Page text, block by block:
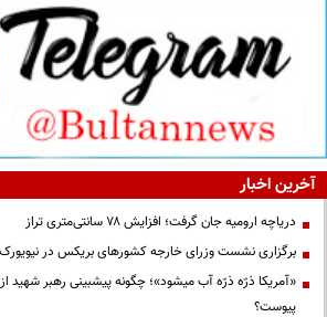
آخرین اخبار
دریاچه ارومیه جان گرفت؛ افزایش ۷۸ سانتی‌متری تراز
برگزاری نشست وزرای خارجه کشورهای بریکس در نیویورک
«آمریکا ذرّه ذرّه آب میشود»؛ چگونه پیشبینی رهبر شهید
پیوست؟